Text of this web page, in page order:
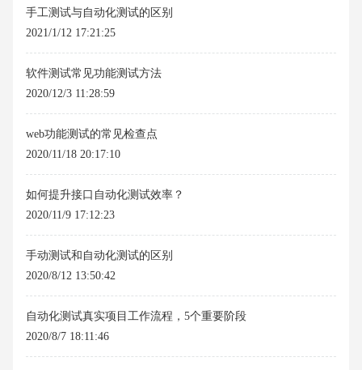
手工测试与自动化测试的区别
2021/1/12 17:21:25
软件测试常见功能测试方法
2020/12/3 11:28:59
web功能测试的常见检查点
2020/11/18 20:17:10
如何提升接口自动化测试效率？
2020/11/9 17:12:23
手动测试和自动化测试的区别
2020/8/12 13:50:42
自动化测试真实项目工作流程，5个重要阶段
2020/8/7 18:11:46